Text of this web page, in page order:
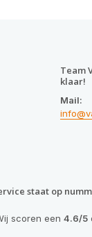
Team
klaar!
Mail:
staat op
scoren een 4.6/5